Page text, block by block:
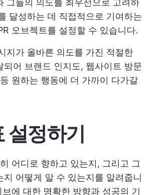
그들의 의도를 최우선으로 고려하
달성하는 데 직접적으로 기여하는
오브젝트를 설정할 수 있습니다.
지가 올바른 의도를 가진 적절한
되어 브랜드 인지도, 웹사이트 방문
원하는 행동에 더 가까이 다가갈
설정하기
어디로 향하고 있는지, 그리고 그
지 어떻게 알 수 있는지를 알려줍니
에 대한 명확한 방향과 성공의 기